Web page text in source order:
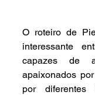
O roteiro de
interessante
capazes de
apaixonados
por diferentes